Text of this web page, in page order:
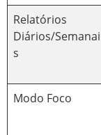
Relatórios
Diários/Semanai
s
Modo Foco